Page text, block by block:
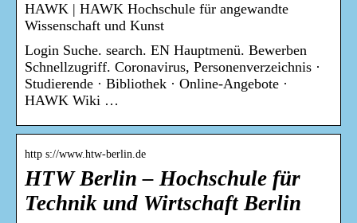
HAWK | HAWK Hochschule für angewandte
Wissenschaft und Kunst
Login Suche. search. EN Hauptmenü. Bewerben
Schnellzugriff. Coronavirus, Personenverzeichnis ·
Studierende · Bibliothek · Online-Angebote ·
HAWK Wiki …
http s://www.htw-berlin.de
HTW Berlin – Hochschule für
Technik und Wirtschaft Berlin